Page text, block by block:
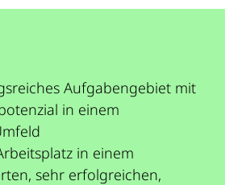
Aufgabengebiet mit
in einem
in einem
sehr erfolgreichen,